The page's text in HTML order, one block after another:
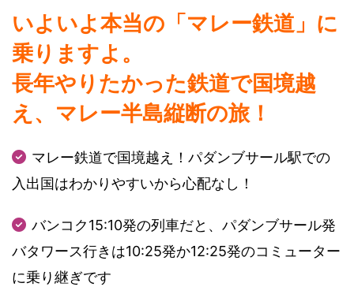
いよいよ本当の「マレー鉄道」に
乗りますよ。
長年やりたかった鉄道で国境越
え、マレー半島縦断の旅！
マレー鉄道で国境越え！パダンブサール駅での
入出国はわかりやすいから心配なし！
バンコク15:10発の列車だと、パダンブサール発
バタワース行きは10:25発か12:25発のコミューター
に乗り継ぎです